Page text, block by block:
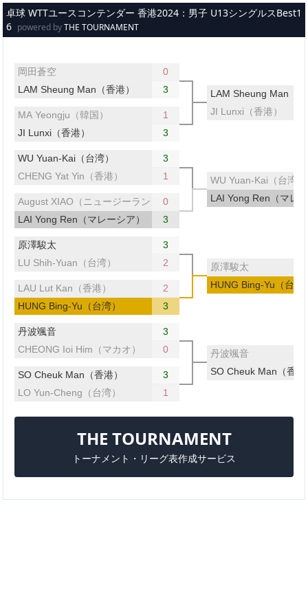
メインコンテンツへスキップ
卓球 WTTユースコンテンダー 香港2024：男子 U13シングルスBest1
6 powered byTHE TOURNAMENT
岡田蒼空
0
LAM Sheung Man（香港）
3
MA Yeongju（韓国）
1
JI Lunxi（香港）
3
WU Yuan-Kai（台湾）
3
CHENG Yat Yin（香港）
1
August XIAO（ニュージーランド）
0
LAI Yong Ren（マレーシア）
3
原澤駿太
3
LU Shih-Yuan（台湾）
2
LAU Lut Kan（香港）
2
HUNG Bing-Yu（台湾）
3
丹波颯音
3
CHEONG Ioi Him（マカオ）
0
SO Cheuk Man（香港）
3
LO Yun-Cheng（台湾）
1
LAM Sheung Man（
JI Lunxi（香港）
WU Yuan-Kai（台湾）
LAI Yong Ren（マレ
原澤駿太
HUNG Bing-Yu（台湾
丹波颯音
SO Cheuk Man（香港
THE TOURNAMENT
トーナメント・リーグ表作成サービス